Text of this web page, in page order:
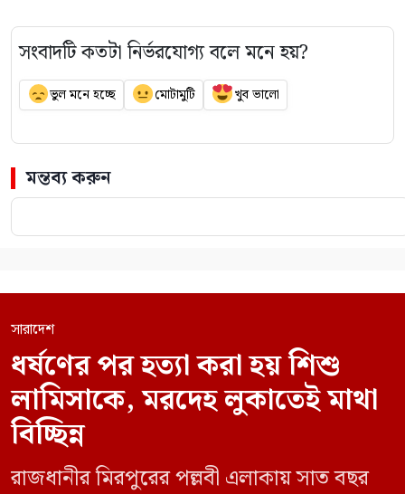
সংবাদটি কতটা নির্ভরযোগ্য বলে মনে হয়?
ভুল মনে হচ্ছে মোটামুটি খুব ভালো
মন্তব্য করুন
সারাদেশ
ধর্ষণের পর হত্যা করা হয় শিশু
লামিসাকে, মরদেহ লুকাতেই মাথা
বিচ্ছিন্ন
রাজধানীর মিরপুরের পল্লবী এলাকায় সাত বছর